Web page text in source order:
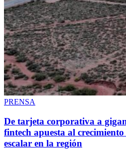
PRENSA
De tarjeta corporativa a
fintech apuesta al
escalar en la región